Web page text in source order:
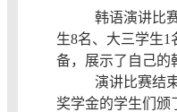
韩语演讲比
生8名、大三学生
备，展示了自己的
演讲比赛结
奖学金的学生们颁